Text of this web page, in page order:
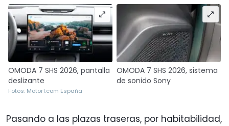
OMODA 7 SHS 2026, pantalla
deslizante
Fotos: Motor1.com España
OMODA 7 SHS 2026, sistema
de sonido Sony
Pasando a las plazas traseras, por habitabilidad,